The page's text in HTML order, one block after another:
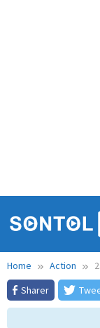
Home Action
Sharer